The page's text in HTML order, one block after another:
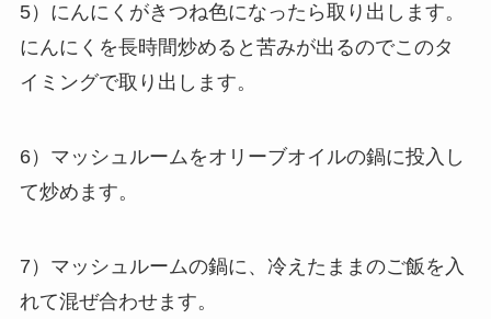
5）にんにくがきつね色になったら取り出します。
にんにくを長時間炒めると苦みが出るのでこのタ
イミングで取り出します。
6）マッシュルームをオリーブオイルの鍋に投入し
て炒めます。
7）マッシュルームの鍋に、冷えたままのご飯を入
れて混ぜ合わせます。